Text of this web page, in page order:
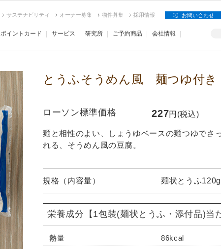
サステナビリティ オーナー募集 物件募集 採用情報 お問い合わせ
ポイントカード サービス 研究所 ご予約商品 会社情報
とうふそうめん風 麺つゆ付き
ローソン標準価格 227円(税込)
麺と相性のよい、しょうゆベースの麺つゆでさ
れる、そうめん風の豆腐。
規格（内容量） 麺状とうふ
栄養成分 【1包装(麺状とうふ・添付品)当
熱量
86kcal